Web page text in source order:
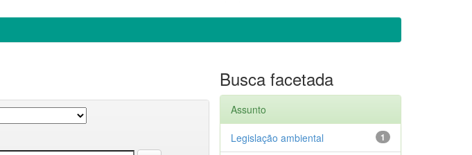
Busca facetada
Assunto
1
Legislação ambiental